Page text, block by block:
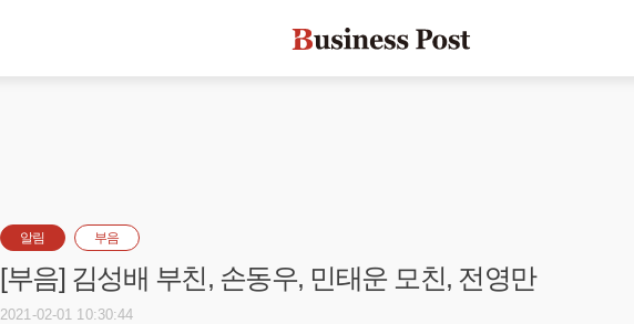
알림 부음
[부음] 김성배 부친, 손동우, 민태운 모친, 전영만
2021-02-01 10:30:44